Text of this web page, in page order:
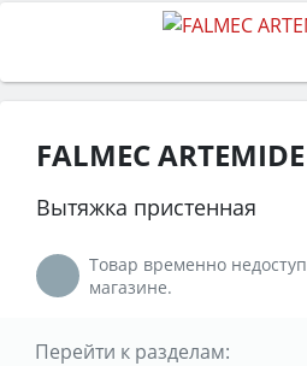
FALMEC
Вытяжка пристенная
Товар временно
магазине.
Перейти к разделам: